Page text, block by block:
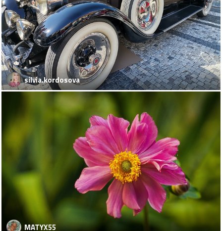
silvia.kordosova
MATYX55